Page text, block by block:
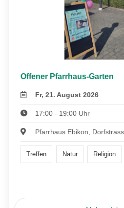
Offener Pfarrhaus-Garten
Fr, 21. August 2026
17:00 - 19:00 Uhr
Pfarrhaus Ebikon,
Treffen Natur Religion